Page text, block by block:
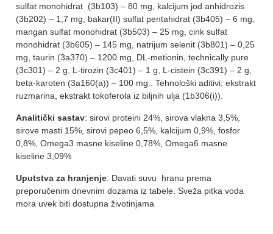
sulfat monohidrat (3b103) – 80 mg, kalcijum jod anhidrozis
(3b202) – 1,7 mg, bakar(II) sulfat pentahidrat (3b405) – 6 mg,
mangan sulfat monohidrat (3b503) – 25 mg, cink sulfat
monohidrat (3b605) – 145 mg, natrijum selenit (3b801) – 0,25
mg, taurin (3a370) – 1200 mg, DL-metionin, technically pure
(3c301) – 2 g, L-tirozin (3c401) – 1 g, L-cistein (3c391) – 2 g,
beta-karoten (3a160(a)) – 100 mg.. Tehnološki aditivi: ekstrakt
ruzmarina, ekstrakt tokoferola iz biljnih ulja (1b306(i)).
Analitički sastav: sirovi proteini 24%, sirova vlakna 3,5%,
sirove masti 15%, sirovi pepeo 6,5%, kalcijum 0,9%, fosfor
0,8%, Omega3 masne kiseline 0,78%, Omega6 masne
kiseline 3,09%
Uputstva za hranjenje: Davati suvu hranu prema
preporučenim dnevnim dozama iz tabele. Sveža pitka voda
mora uvek biti dostupna životinjama